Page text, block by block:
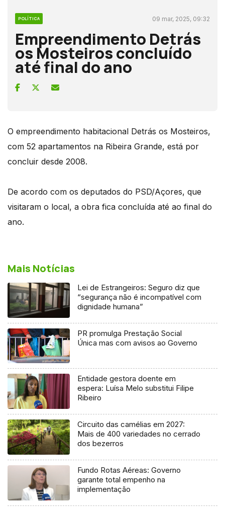
POLÍTICA 09 mar, 2025, 09:32
Empreendimento Detrás
os Mosteiros concluído
até final do ano
O empreendimento habitacional Detrás os Mosteiros,
com 52 apartamentos na Ribeira Grande, está por
concluir desde 2008.
De acordo com os deputados do PSD/Açores, que
visitaram o local, a obra fica concluída até ao final do
ano.
Mais Notícias
Lei de Estrangeiros: Seguro diz que
“segurança não é incompatível com
dignidade humana”
PR promulga Prestação Social
Única mas com avisos ao Governo
Entidade gestora doente em
espera: Luísa Melo substitui Filipe
Ribeiro
Circuito das camélias em 2027:
Mais de 400 variedades no cerrado
dos bezerros
Fundo Rotas Aéreas: Governo
garante total empenho na
implementação